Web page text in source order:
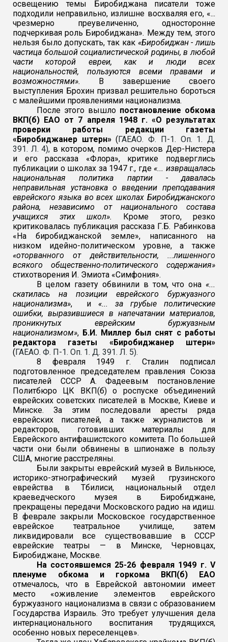
освещению темы Биробиджана писатели тоже
подходили неправильно, излишне восхваляя его, «...
чрезмерно преувеличенно, односторонне
подчеркивая роль Биробиджана». Между тем, этого
нельзя было допускать, так как «Биробиджан - лишь
частица большой социалистической родины, в любой
части которой евреи, как и люди всех
национальностей, пользуются всеми правами и
возможностями».
В завершение своего
выступления Брохин призвал решительно бороться
с малейшими проявлениями национализма.
После этого вышло постановление обкома
ВКП(б) ЕАО от 7 апреля 1948 г. «О результатах
проверки работы редакции газеты
«Биробиджанер штерн»(ГАЕАО. Ф. П-1. Оп. 1. Д.
391. Л. 4), в котором, помимо очерков Дер-Нистера
и его рассказа «Флора», критике подверглись
публикации о школах за 1947 г., где«... извращалась
национальная политика партии - давалась
неправильная установка о введении преподавания
еврейского языка во всех школах Биробиджанского
района, независимо от национального состава
учащихся этих школ». Кроме этого, резко
критиковалась публикация рассказа Г.Б. Рабинкова
«На биробиджанской земле», написанного на
низком идейно-политическом уровне, а также
«оторванного от действительности, ...лишенного
всякого общественно-политического содержания»
стихотворения И. Эмиота «Симфония».
В целом газету обвинили в том, что она «...
скатилась на позиции еврейского буржуазного
национализма», и «... за грубые политические
ошибки, выразившиеся в напечатании материалов,
проникнутых еврейским буржуазным
национализмом», Б.И. Миллер был снят с работы
редактора газеты «Биробиджанер штерн»
(ГАЕАО. Ф. П-1. Оп. 1. Д. 391. Л. 5).
8 февраля 1949 г. Сталин подписал
подготовленное председателем правления Союза
писателей СССР А. Фадеевым постановление
Политбюро ЦК ВКП(б) о роспуске объединений
еврейских советских писателей в Москве, Киеве и
Минске. За этим последовали аресты ряда
еврейских писателей, а также журналистов и
редакторов, готовивших материалы для
Еврейского антифашистского комитета. По большей
части они были обвинены в шпионаже в пользу
США, многие расстреляны.
Были закрыты еврейский музей в Вильнюсе,
историко-этнографический музей грузинского
еврейства в Тбилиси, национальный отдел
краеведческого музея в Биробиджане,
прекращены передачи Московского радио на идиш.
В феврале закрыли Московское государственное
еврейское театральное училище, затем
ликвидировали все существовавшие в СССР
еврейские театры — в Минске, Черновцах,
Биробиджане, Москве.
На состоявшемся 25-26 февраля 1949 г. V
пленуме обкома и горкома ВКП(б) ЕАО
отмечалось, что в Еврейской автономии имеет
место «оживление элементов еврейского
буржуазного национализма в связи с образованием
Государства Израиль. Это требует улучшения дела
интернационального воспитания трудящихся,
особенно новых переселенцев».